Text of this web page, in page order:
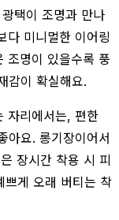
택이 조명과 만나
다 미니멀한 이어링
조명이 있을수록 풍
감이 확실해요.
자리에서는, 편한
아요. 롱기장이어서
장시간 착용 시 피
쁘게 오래 버티는 착